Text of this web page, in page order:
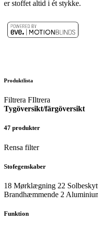
er stoffet altid i ét stykke.
Produktlista
Filtrera FIltrera
Tygöversikt/färgöversikt
47 produkter
Rensa filter
Stofegenskaber
18 Mørklægning 22
Brandhæmmende 2
Funktion